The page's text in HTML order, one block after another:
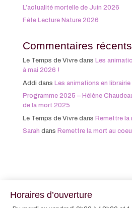
L’actualité mortelle de Juin 2026
Fête Lecture Nature 2026
Commentaires récents
Le Temps de Vivredans Les
à mai 2026 !
Addi dans Les animations en
Programme 2025 – Hélène
de la mort 2025
Le Temps de Vivredans Remettre la
Sarah dans Remettre la mort au
Horaires d’ouverture